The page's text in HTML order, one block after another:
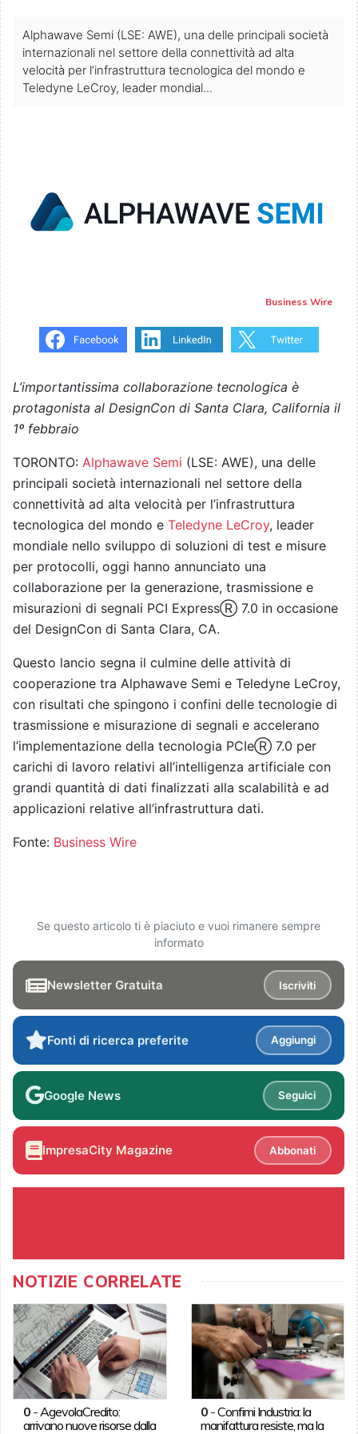
Alphawave Semi (LSE: AWE), una delle principali società
internazionali nel settore della connettività ad alta
velocità per l’infrastruttura tecnologica del mondo e
Teledyne LeCroy, leader mondial...
Business Wire
L’importantissima collaborazione tecnologica è
protagonista al DesignCon di Santa Clara, California il
1­º febbraio
TORONTO: Alphawave Semi (LSE: AWE), una delle
principali società internazionali nel settore della
connettività ad alta velocità per l’infrastruttura
tecnologica del mondo e Teledyne LeCroy, leader
mondiale nello sviluppo di soluzioni di test e misure
per protocolli, oggi hanno annunciato una
collaborazione per la generazione, trasmissione e
misurazioni di segnali PCI ExpressⓇ 7.0 in occasione
del DesignCon di Santa Clara, CA.
Questo lancio segna il culmine delle attività di
cooperazione tra Alphawave Semi e Teledyne LeCroy,
con risultati che spingono i confini delle tecnologie di
trasmissione e misurazione di segnali e accelerano
l’implementazione della tecnologia PCIeⓇ 7.0 per
carichi di lavoro relativi all’intelligenza artificiale con
grandi quantità di dati finalizzati alla scalabilità e ad
applicazioni relative all’infrastruttura dati.
Fonte: Business Wire
Se questo articolo ti è piaciuto e vuoi rimanere sempre
informato
Newsletter Gratuita Iscriviti
Fonti di ricerca preferite Aggiungi
Google News Seguici
ImpresaCity Magazine Abbonati
NOTIZIE CORRELATE
0- AgevolaCredito:
arrivano nuove risorse dalla
0 -Confimi Industria: la
manifattura resiste, ma la